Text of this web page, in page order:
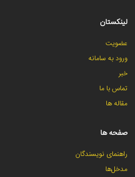
لینکستان
عضویت
ورود به سامانه
خبر
تماس با ما
مقاله ها
صفحه ها
راهنمای نویسندگان
مدخل‌ها